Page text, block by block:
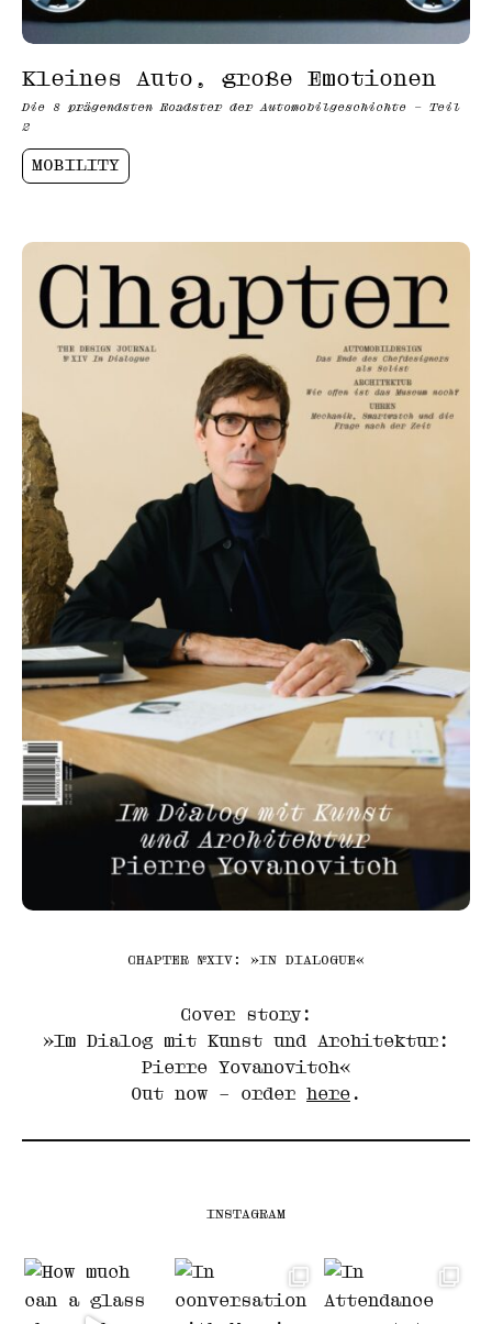
Kleines Auto, große Emotionen
Die 8 prägendsten Roadster der Automobilgeschichte – Teil
2
MOBILITY
CHAPTER №XIV: »IN DIALOGUE«
Cover story:
»Im Dialog mit Kunst und Architektur:
Pierre Yovanovitch«
Out now – order here .
INSTAGRAM